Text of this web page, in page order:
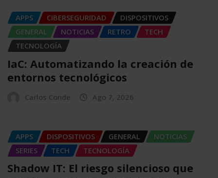
APPS CIBERSEGURIDAD
DISPOSITIVOS
GENERAL
NOTICIAS RETRO
TECH
TECNOLOGÍA
IaC: Automatizando la creación de
entornos tecnológicos
Carlos Conde Ago 7, 2026
APPS DISPOSITIVOS GENERAL
NOTICIAS
SERIES
TECH TECNOLOGÍA
Shadow IT: El riesgo silencioso que